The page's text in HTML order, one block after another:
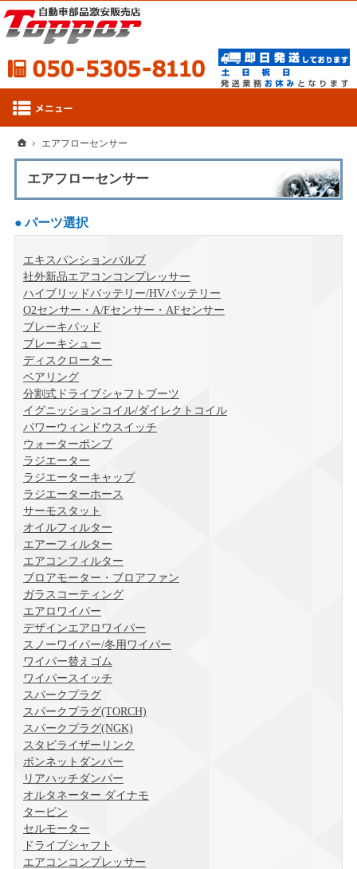
エアフローセンサー
パーツ選択
エキスパンションバルブ
社外新品エアコンコンプレッサー
ハイブリッドバッテリー/HVバッテリー
O2センサー・A/Fセンサー・AFセンサー
ブレーキパッド
ブレーキシュー
ディスクローター
ベアリング
分割式ドライブシャフトブーツ
イグニッションコイル/ダイレクトコイル
パワーウィンドウスイッチ
ウォーターポンプ
ラジエーター
ラジエーターキャップ
ラジエーターホース
サーモスタット
オイルフィルター
エアーフィルター
エアコンフィルター
ブロアモーター・ブロアファン
ガラスコーティング
エアロワイパー
デザインエアロワイパー
スノーワイパー/冬用ワイパー
ワイパー替えゴム
ワイパースイッチ
スパークプラグ
スパークプラグ(TORCH)
スパークプラグ(NGK)
スタビライザーリンク
ボンネットダンパー
リアハッチダンパー
オルタネーター ダイナモ
タービン
セルモーター
ドライブシャフト
エアコンコンプレッサー
050-
エアフローセンサー